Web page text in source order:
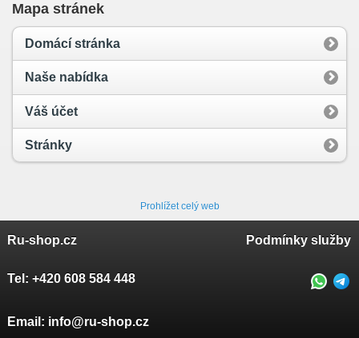
Mapa stránek
Domácí stránka
Naše nabídka
Váš účet
Stránky
Prohlížet celý web
Ru-shop.cz Podmínky služby
Tel: +420 608 584 448
Email: info@ru-shop.cz